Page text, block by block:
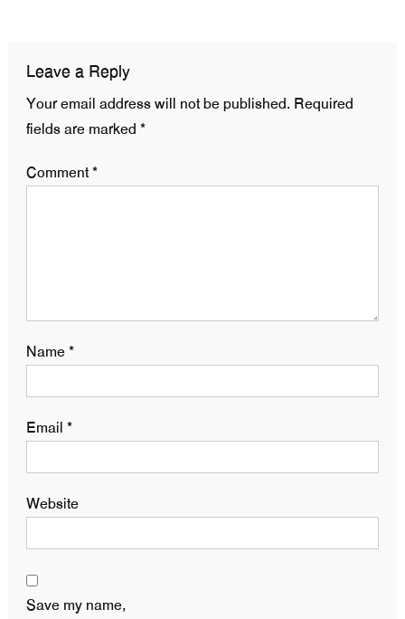
Leave a Reply
Your email address will not be published. Required
fields are marked *
Comment*
Name*
Email *
Website
Save my name,